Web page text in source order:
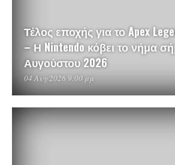
Τέλος εποχής για το Apex
– Η Nintendo κόβει το νήμα
Αυγούστου 2026
04 Αυγ 2026 9:00 μμ